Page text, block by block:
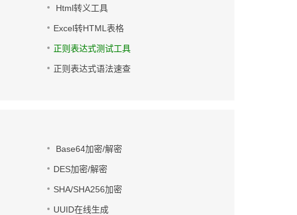
Html转义工具
Excel转HTML表格
正则表达式测试工具
正则表达式语法速查
Base64加密/解密
DES加密/解密
SHA/SHA256加密
UUID在线生成